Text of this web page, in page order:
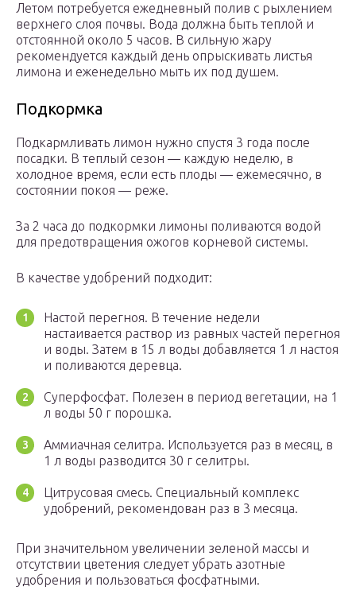
Летом потребуется ежедневный полив с рыхлением
верхнего слоя почвы. Вода должна быть теплой и
отстоянной около 5 часов. В сильную жару
рекомендуется каждый день опрыскивать листья
лимона и еженедельно мыть их под душем.
Подкормка
Подкармливать лимон нужно спустя 3 года после
посадки. В теплый сезон — каждую неделю, в
холодное время, если есть плоды — ежемесячно, в
состоянии покоя — реже.
За 2 часа до подкормки лимоны поливаются водой
для предотвращения ожогов корневой системы.
В качестве удобрений подходит:
Настой перегноя. В течение недели
настаивается раствор из равных частей перегноя
и воды. Затем в 15 л воды добавляется 1 л настоя
и поливаются деревца.
Суперфосфат. Полезен в период вегетации, на 1
л воды 50 г порошка.
Аммиачная селитра. Используется раз в месяц, в
1 л воды разводится 30 г селитры.
Цитрусовая смесь. Специальный комплекс
удобрений, рекомендован раз в 3 месяца.
При значительном увеличении зеленой массы и
отсутствии цветения следует убрать азотные
удобрения и пользоваться фосфатными.